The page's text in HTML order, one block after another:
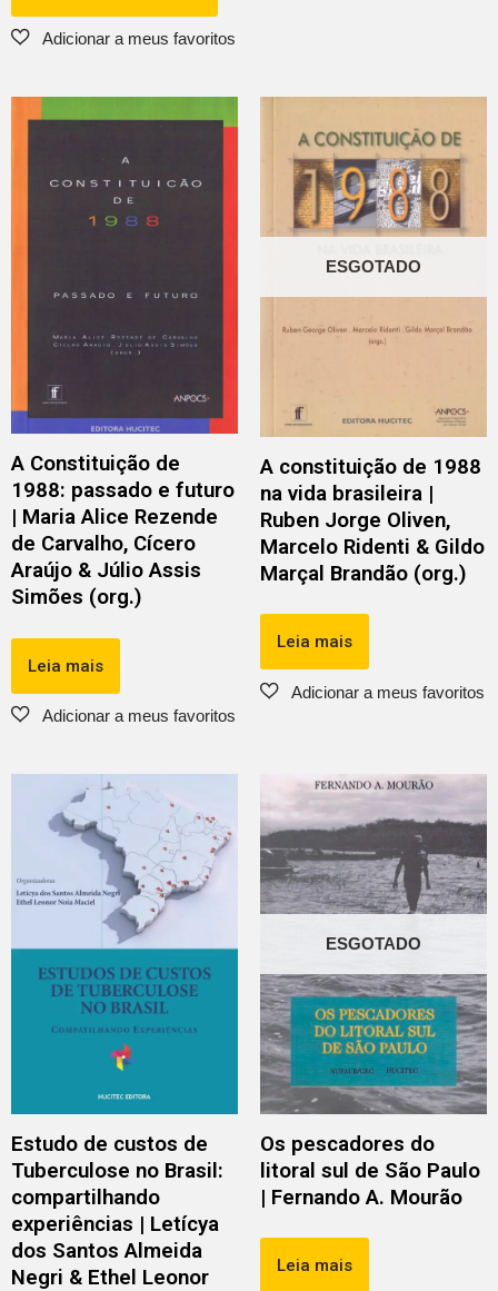
A Constituição de
1988: passado e futuro
| Maria Alice Rezende
de Carvalho, Cícero
Araújo & Júlio Assis
Simões (org.)
Leia mais
ESGOTADO
A constituição de 1988
na vida brasileira |
Ruben Jorge Oliven,
Marcelo Ridenti & Gildo
Marçal Brandão (org.)
Leia mais
Estudo de custos de
Tuberculose no Brasil:
compartilhando
experiências | Letícya
dos Santos Almeida
Negri & Ethel Leonor
ESGOTADO
Os pescadores do
litoral sul de São Paulo
| Fernando A. Mourão
Leia mais